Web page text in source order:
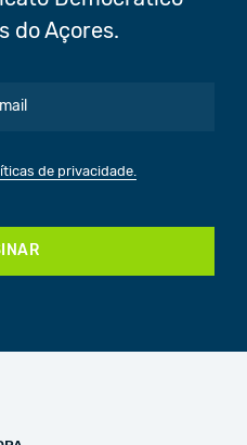
do Açores.
de privacidade.